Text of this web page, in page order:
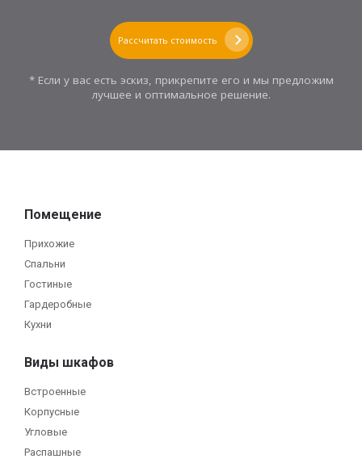
Рассчитать стоимость
* Если у вас есть эскиз, прикрепите его и мы предложим
лучшее и оптимальное решение.
Помещение
Прихожие
Спальни
Гостиные
Гардеробные
Кухни
Виды шкафов
Встроенные
Корпусные
Угловые
Распашные